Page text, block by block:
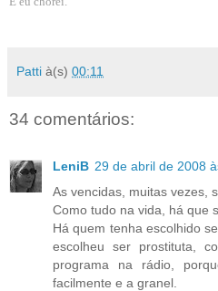
Patti à(s) 00:11
34 comentários:
LeniB 29 de abril de 2008
As vencidas, muitas vezes,
Como tudo na vida, há que
Há quem tenha escolhido
escolheu ser prostituta,
programa na rádio,
facilmente e a granel.